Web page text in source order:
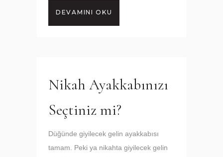
DEVAMINI OKU
Nikah Ayakkabınızı
Seçtiniz mi?
Düğünde giyilecek gelin ayakkabısı
tamam. Peki ya nikahta giyilecek gelin